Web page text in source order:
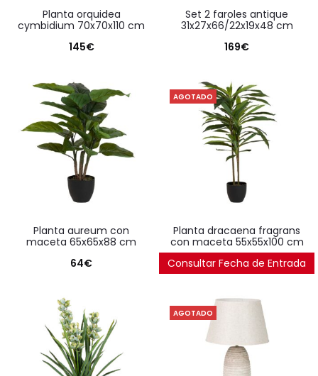
planta orquidea
cymbidium 70x70x110 cm
145€
set 2 faroles antique
31x27x66/22x19x48 cm
169€
planta aureum con
maceta 65x65x88 cm
64€
AGOTADO
planta dracaena fragrans
con maceta 55x55x100 cm
88€
Consultar Fecha de Entrada
AGOTADO